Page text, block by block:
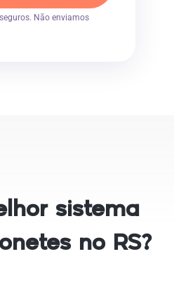
Não enviamos
sistema
no RS?